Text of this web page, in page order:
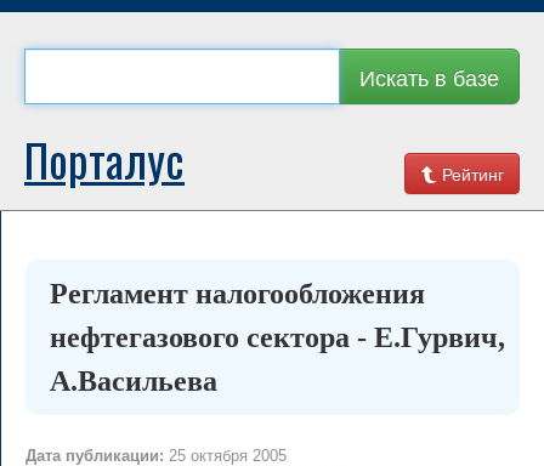
Искать в базе
Рейтинг
Порталус
Регламент налогообложения
нефтегазового сектора - Е.Гурвич,
А.Васильева
Дата публикации: 25 октября 2005